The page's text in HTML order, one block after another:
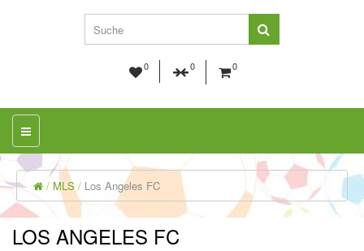
0 0 0
MLS Los Angeles FC
LOS ANGELES FC